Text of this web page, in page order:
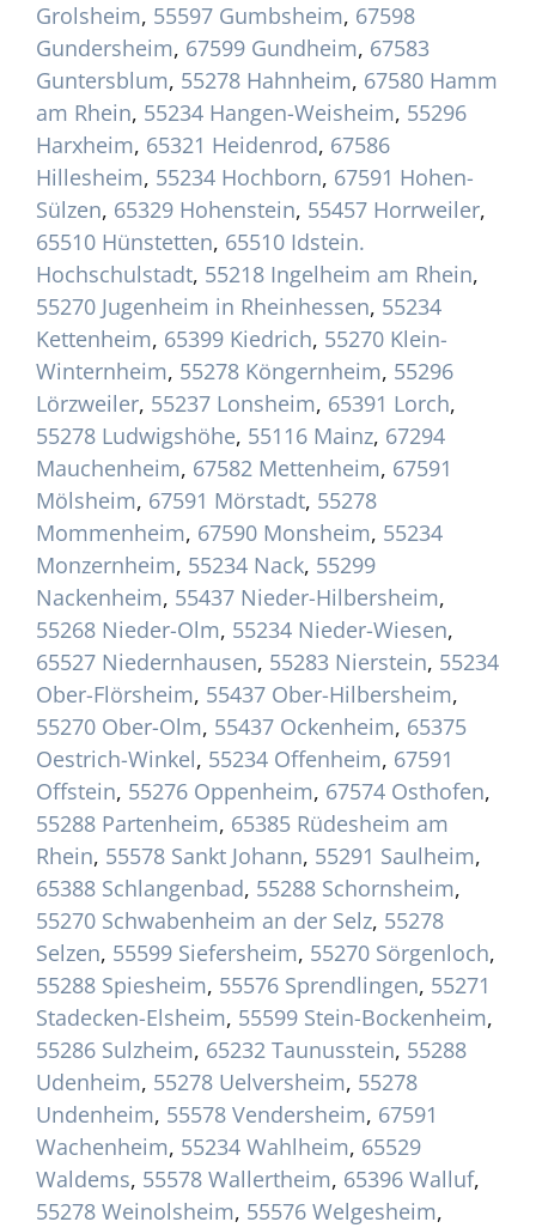
Grolsheim, 55597 Gumbsheim, 67598
Gundersheim, 67599 Gundheim, 67583
Guntersblum, 55278 Hahnheim, 67580 Hamm
am Rhein, 55234 Hangen-Weisheim, 55296
Harxheim, 65321 Heidenrod, 67586
Hillesheim, 55234 Hochborn, 67591 Hohen-
Sülzen, 65329 Hohenstein, 55457 Horrweiler,
65510 Hünstetten, 65510 Idstein.
Hochschulstadt, 55218 Ingelheim am Rhein,
55270 Jugenheim in Rheinhessen, 55234
Kettenheim, 65399 Kiedrich, 55270 Klein-
Winternheim, 55278 Köngernheim, 55296
Lörzweiler, 55237 Lonsheim, 65391 Lorch,
55278 Ludwigshöhe, 55116 Mainz, 67294
Mauchenheim, 67582 Mettenheim, 67591
Mölsheim, 67591 Mörstadt, 55278
Mommenheim, 67590 Monsheim, 55234
Monzernheim, 55234 Nack, 55299
Nackenheim, 55437 Nieder-Hilbersheim,
55268 Nieder-Olm, 55234 Nieder-Wiesen,
65527 Niedernhausen, 55283 Nierstein, 55234
Ober-Flörsheim, 55437 Ober-Hilbersheim,
55270 Ober-Olm, 55437 Ockenheim, 65375
Oestrich-Winkel, 55234 Offenheim, 67591
Offstein, 55276 Oppenheim, 67574 Osthofen,
55288 Partenheim, 65385 Rüdesheim am
Rhein, 55578 Sankt Johann, 55291 Saulheim,
65388 Schlangenbad, 55288 Schornsheim,
55270 Schwabenheim an der Selz, 55278
Selzen, 55599 Siefersheim, 55270 Sörgenloch,
55288 Spiesheim, 55576 Sprendlingen, 55271
Stadecken-Elsheim, 55599 Stein-Bockenheim,
55286 Sulzheim, 65232 Taunusstein, 55288
Udenheim, 55278 Uelversheim, 55278
Undenheim, 55578 Vendersheim, 67591
Wachenheim, 55234 Wahlheim, 65529
Waldems, 55578 Wallertheim, 65396 Walluf,
55278 Weinolsheim, 55576 Welgesheim,